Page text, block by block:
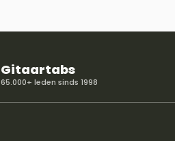
Gitaartabs
65.000+ leden sinds 1998